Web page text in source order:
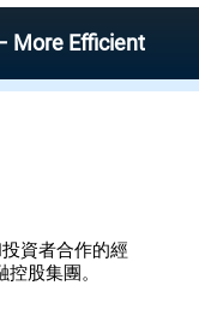
資者合作的經
股集團。